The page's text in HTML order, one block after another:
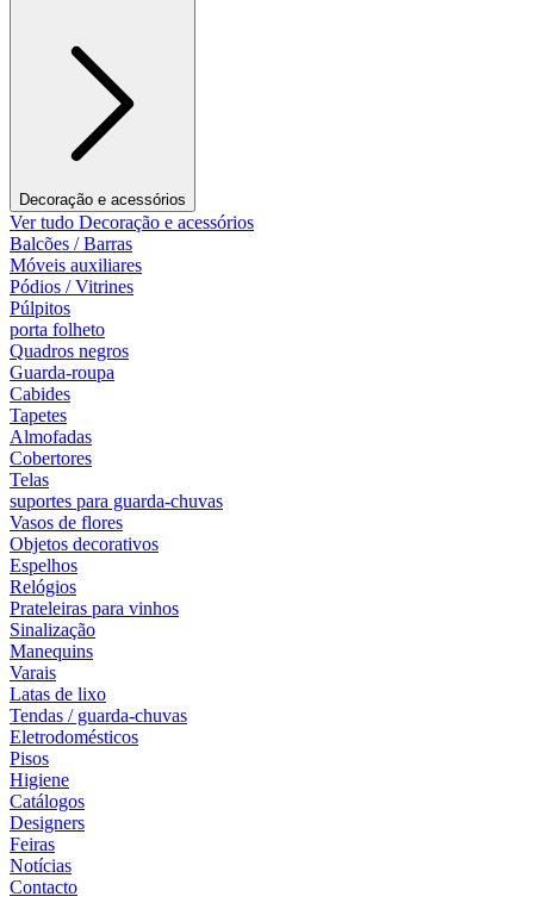
Decoração e acessórios
Ver tudo Decoração e acessórios
Balcões / Barras
Móveis auxiliares
Pódios / Vitrines
Púlpitos
porta folheto
Quadros negros
Guarda-roupa
Cabides
Tapetes
Almofadas
Cobertores
Telas
suportes para guarda-chuvas
Vasos de flores
Objetos decorativos
Espelhos
Relógios
Prateleiras para vinhos
Sinalização
Manequins
Varais
Latas de lixo
Tendas / guarda-chuvas
Eletrodomésticos
Pisos
Higiene
Catálogos
Designers
Feiras
Notícias
Contacto